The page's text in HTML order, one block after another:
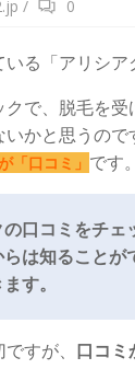
/ 0
る「アリシア
で、脱毛を受
かと思うので
「口コミ」 です。
口コミをチェ
は知ることが
す。
すが、 口コミ